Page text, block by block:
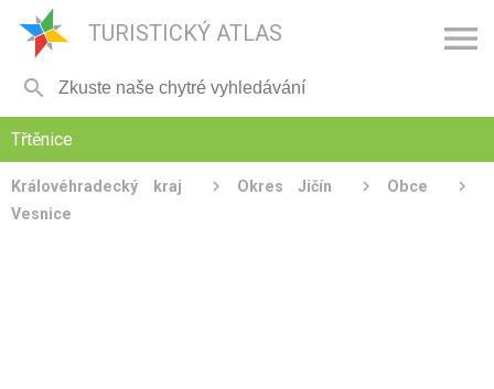
TURISTICKÝ ATLAS 

Třtěnice
Královéhradecký kraj Okres Jičín
Obce
Vesnice